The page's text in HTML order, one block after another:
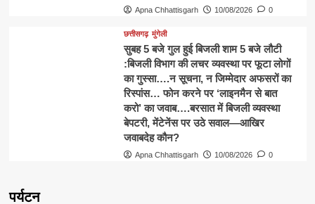
Apna Chhattisgarh 10/08/2026 0
छत्तीसगढ़ मुंगेली
सुबह 5 बजे गुल हुई बिजली शाम 5 बजे लौटी
:बिजली विभाग की लचर व्यवस्था पर फूटा लोगों
का गुस्सा….न सूचना, न जिम्मेदार अफसरों का
रिस्पांस… फोन करने पर ‘लाइनमैन से बात
करो’ का जवाब….बरसात में बिजली व्यवस्था
बेपटरी, मेंटेनेंस पर उठे सवाल—आखिर
जवाबदेह कौन?
Apna Chhattisgarh 10/08/2026 0
पर्यटन